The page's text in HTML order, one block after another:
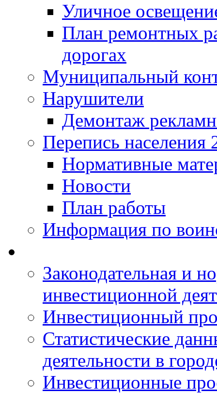
Уличное
План ремонтных
дорогах
Муниципальный
Нарушители
Демонтаж
Перепись населения
Нормативные
Новости
План работы
Информация по
Законодательная и
инвестиционной
Инвестиционный
Статистические
деятельности в
Инвестиционные